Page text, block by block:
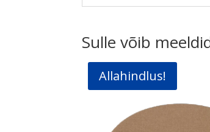
Sulle võib
Allahindlus!